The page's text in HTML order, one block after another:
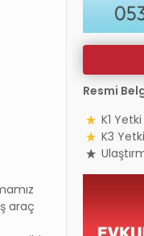
araç
Resmi
K1
K3